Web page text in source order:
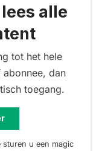
alle
tot het hele
dan
toegang.
sturen u een magic